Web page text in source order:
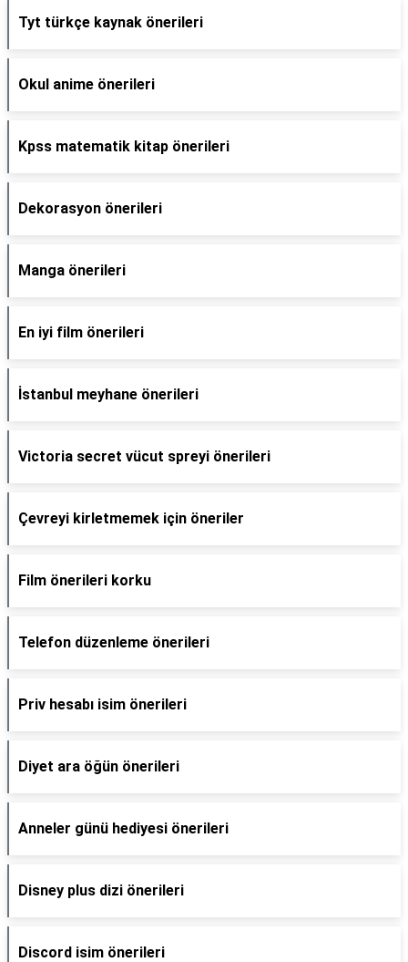
Tyt türkçe kaynak önerileri
Okul anime önerileri
Kpss matematik kitap önerileri
Dekorasyon önerileri
Manga önerileri
En iyi film önerileri
İstanbul meyhane önerileri
Victoria secret vücut spreyi önerileri
Çevreyi kirletmemek için öneriler
Film önerileri korku
Telefon düzenleme önerileri
Priv hesabı isim önerileri
Diyet ara öğün önerileri
Anneler günü hediyesi önerileri
Disney plus dizi önerileri
Discord isim önerileri